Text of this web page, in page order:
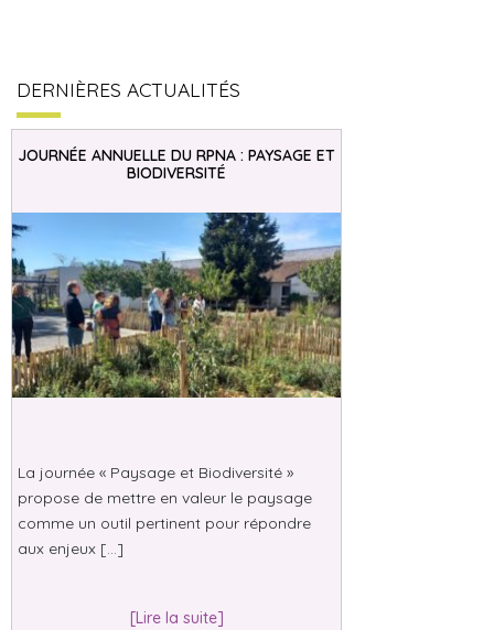
DERNIÈRES ACTUALITÉS
JOURNÉE ANNUELLE DU RPNA : PAYSAGE ET
BIODIVERSITÉ
La journée « Paysage et Biodiversité »
propose de mettre en valeur le paysage
comme un outil pertinent pour répondre
aux enjeux […]
[Lire la suite]